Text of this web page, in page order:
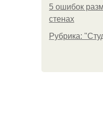
5 ошибок
стенах
Рубрика: